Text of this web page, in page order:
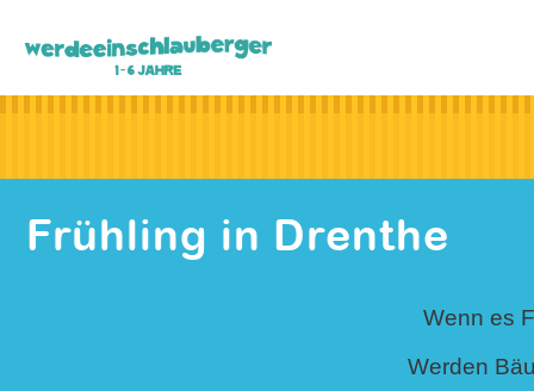
Frühling in Drenthe
Wenn es
Werden